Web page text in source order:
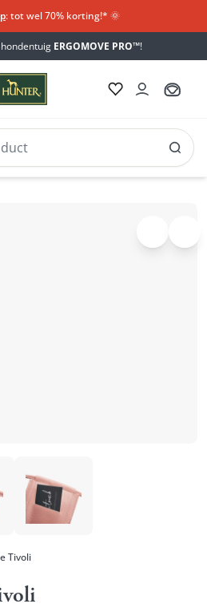
: tot wel 70% korting!*​ 🌞
ERGOMOVE PRO™!
Tivoli